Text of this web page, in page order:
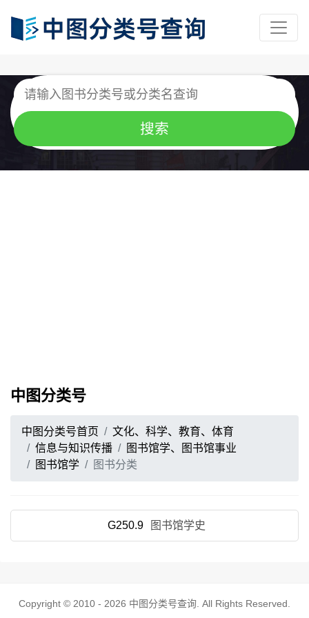
中图分类号
中图分类号首页
文化、科学、教育、体育
信息与知识传播
图书馆学、图书馆事业
图书馆学
图书分类
G250.9 图书馆学史
Copyright © 2010 - 2026 中图分类号查询 . All Rights Reserved.